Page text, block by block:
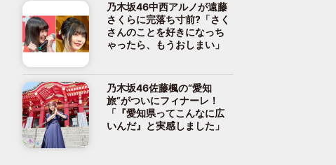
乃木坂46中西アルノが遠藤
さくらに完落ち寸前?「さく
さんのことを好きになっち
ゃったら、もうおしまい」
乃木坂46佐藤楓の“愛知
旅”がついにフィナーレ！
「『愛知県ってこんなに広
いんだ』と実感しました」